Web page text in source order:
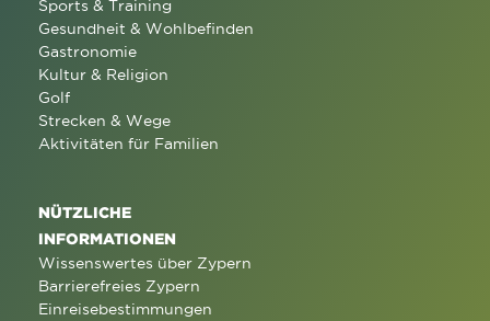
Sports & Training
Gesundheit & Wohlbefinden
Gastronomie
Kultur & Religion
Golf
Strecken & Wege
Aktivitäten für Familien
NÜTZLICHE
INFORMATIONEN
Wissenswertes über Zypern
Barrierefreies Zypern
Einreisebestimmungen